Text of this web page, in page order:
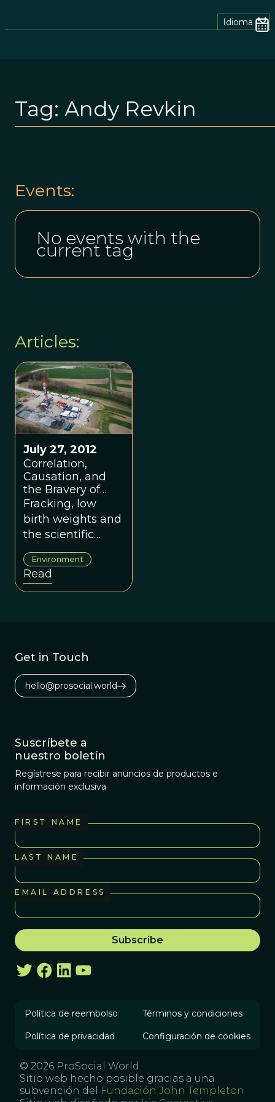
Idioma
Tag: Andy Revkin
Events:
No events with the
current tag
Articles:
July 27, 2012
Correlation,
Causation, and
the Bravery of
Young
Observational
Scientists
Fracking, low
birth weights and
the scientific
process.
Environment
Read
Get in Touch
hello@prosocial.world
Suscríbete a
nuestro boletín
Regístrese para recibir anuncios de productos e
información exclusiva
FIRST NAME
LAST NAME
EMAIL ADDRESS
Política de reembolso Términos y condiciones
Política de privacidad Configuración de cookies
© 2026 ProSocial World
Sitio web hecho posible gracias a una
subvención del
Fundación John Templeton